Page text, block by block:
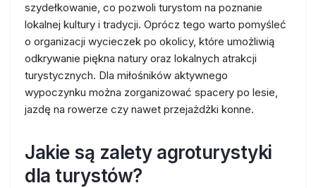
szydełkowanie, co pozwoli turystom na poznanie
lokalnej kultury i tradycji. Oprócz tego warto pomyśleć
o organizacji wycieczek po okolicy, które umożliwią
odkrywanie piękna natury oraz lokalnych atrakcji
turystycznych. Dla miłośników aktywnego
wypoczynku można zorganizować spacery po lesie,
jazdę na rowerze czy nawet przejażdżki konne.
Jakie są zalety agroturystyki
dla turystów?